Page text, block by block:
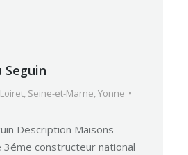
Seguin
Loiret, Seine-et-Marne,Yonne
Description Maisons
3éme constructeur national